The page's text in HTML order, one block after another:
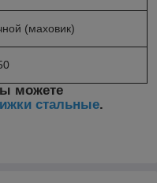
(маховик)
можете
стальные.